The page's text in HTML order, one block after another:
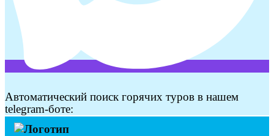
Автоматический поиск горячих туров в нашем
telegram-боте: